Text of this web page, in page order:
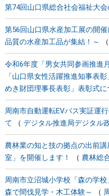
第74回山口県総合社会福祉大
第56回山口県水産加工展の開
品質の水産加工品が集結！～
令和6年度「男女共同参画推進
「山口県女性活躍推進知事表
めき財団理事長表彰」表彰式に
周南市自動運転EVバス実証運
て
デジタル推進局デジタル
農林業の知と技の拠点の出前
室」を開催します！
農林総
周南市立沼城小学校「森の学
森で間伐見学・木工体験～